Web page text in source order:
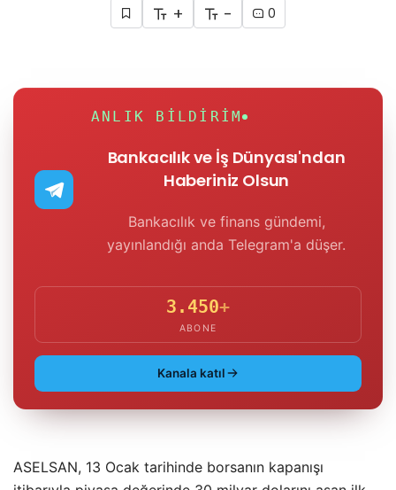
+ - 0
ANLIK BILDIRIM
Bankacılık ve İş Dünyası'ndan
Haberiniz Olsun
Bankacılık ve finans gündemi,
yayınlandığı anda Telegram'a düşer.
3.450+
ABONE
Kanala katıl
ASELSAN, 13 Ocak tarihinde borsanın kapanışı